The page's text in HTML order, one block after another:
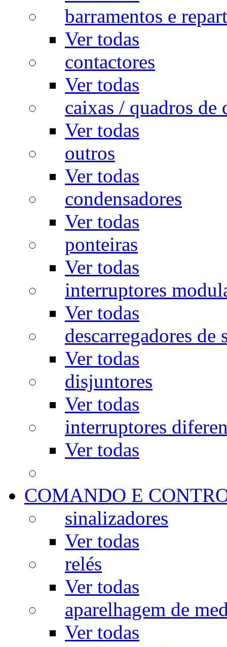
barramentos e
Ver todas
contactores
Ver todas
caixas / quadros de
Ver todas
outros
Ver todas
condensadores
Ver todas
ponteiras
Ver todas
interruptores
Ver todas
descarregadores de
Ver todas
disjuntores
Ver todas
interruptores
Ver todas
COMANDO E
sinalizadores
Ver todas
relés
Ver todas
aparelhagem de
Ver todas